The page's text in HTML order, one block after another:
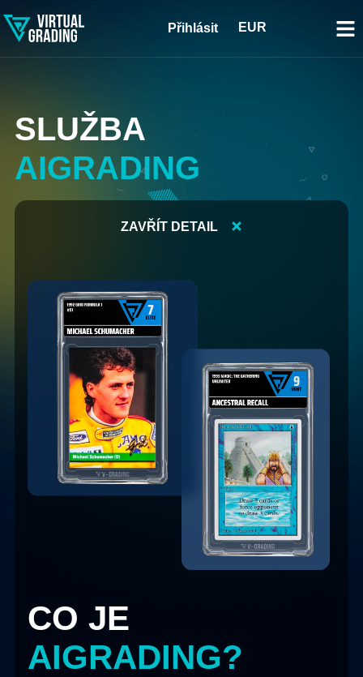
Přihlásit EUR
SLUŽBA
AIGRADING
ZAVŘÍT DETAIL
CO JE
AIGRADING?